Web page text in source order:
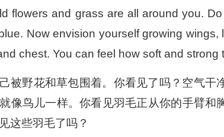
flowers and grass are all around you.
Now envision yourself growing
chest. You can feel how soft and
被野花和草包围着。你看见了吗？空气干
像鸟儿一样。你看见羽毛正从你的手臂和
这些羽毛了吗？